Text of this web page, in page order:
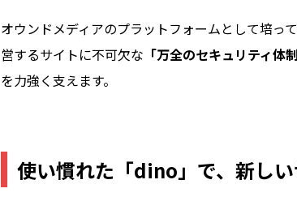
オウンドメディアのプラットフォームとして培っ
営するサイトに不可欠な 「万全のセキュリティ体制
を力強く支えます。
使い慣れた「dino」で、新し